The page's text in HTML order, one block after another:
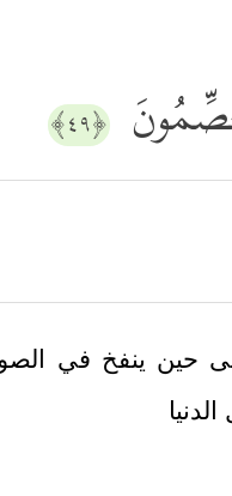
﴿٤٩﴾
حين ينفخ في